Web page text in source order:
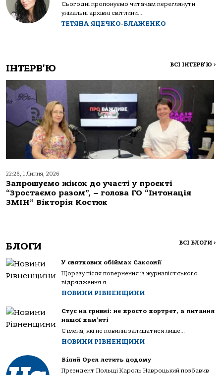
Сьогодні пропонуємо читачам переглянути
унікальні архівні світлини...
ТЕТЯНА ЯЦЕЧКО-БЛАЖЕНКО
ІНТЕРВ'Ю ВСІ ІНТЕРВ'Ю >
22:26, 1 Липня, 2026
Запрошуємо жінок до участі у проєкті
“Зростаємо разом”, – голова ГО “Інтонація
ЗМІН” Вікторія Костюк
БЛОГИ ВСІ БЛОГИ >
У святкових обіймах Саксонії
Щоразу після повернення із журналістського
відрядження я...
НОВИНИ РІВНЕНЩИНИ
Стус на гривні: не просто портрет, а питання
нашої пам’яті
Є імена, які не повинні залишатися лише...
НОВИНИ РІВНЕНЩИНИ
Білий Орел летить додому
Президент Польщі Кароль Навроцький позбавив